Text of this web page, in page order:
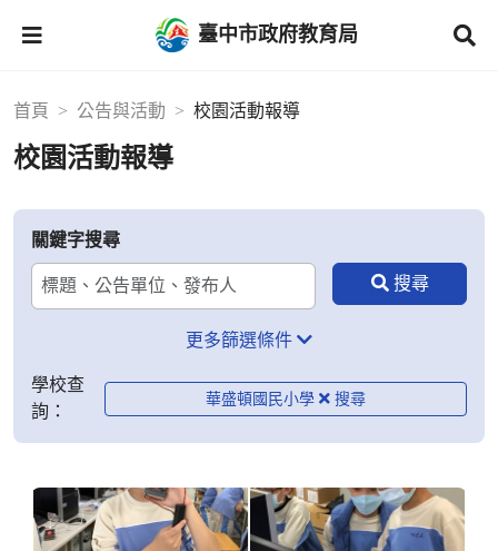
臺中市政府教育局
首頁 公告與活動 校園活動報導
校園活動報導
關鍵字搜尋
更多篩選條件
學校查
詢：
華盛頓國民小學